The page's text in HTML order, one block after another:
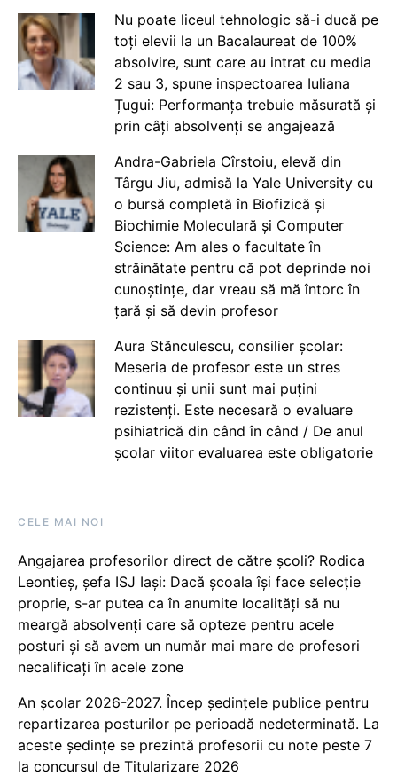
Nu poate liceul tehnologic să-i ducă pe
toți elevii la un Bacalaureat de 100%
absolvire, sunt care au intrat cu media
2 sau 3, spune inspectoarea Iuliana
Țugui: Performanța trebuie măsurată și
prin câți absolvenți se angajează
Andra-Gabriela Cîrstoiu, elevă din
Târgu Jiu, admisă la Yale University cu
o bursă completă în Biofizică și
Biochimie Moleculară și Computer
Science: Am ales o facultate în
străinătate pentru că pot deprinde noi
cunoștințe, dar vreau să mă întorc în
țară și să devin profesor
Aura Stănculescu, consilier școlar:
Meseria de profesor este un stres
continuu și unii sunt mai puțini
rezistenți. Este necesară o evaluare
psihiatrică din când în când / De anul
școlar viitor evaluarea este obligatorie
CELE MAI NOI
Angajarea profesorilor direct de către școli? Rodica
Leontieș, șefa ISJ Iași: Dacă școala își face selecție
proprie, s-ar putea ca în anumite localități să nu
meargă absolvenți care să opteze pentru acele
posturi și să avem un număr mai mare de profesori
necalificați în acele zone
An școlar 2026-2027. Încep ședințele publice pentru
repartizarea posturilor pe perioadă nedeterminată. La
aceste ședințe se prezintă profesorii cu note peste 7
la concursul de Titularizare 2026